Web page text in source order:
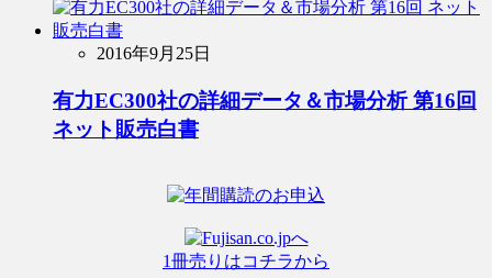
2016年9月25日
有力EC300社の詳細データ＆市場分析 第16回
ネット販売白書
1冊売りはコチラから